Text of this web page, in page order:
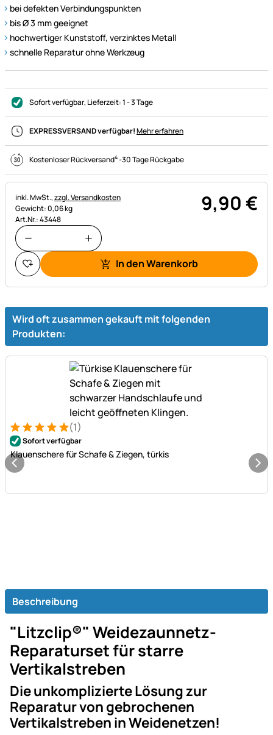
bei defekten Verbindungspunkten
bis Ø 3 mm geeignet
hochwertiger Kunststoff, verzinktes Metall
schnelle Reparatur ohne Werkzeug
Sofort verfügbar, Lieferzeit:1 - 3 Tage
EXPRESSVERSAND verfügbar!Mehr erfahren
Kostenloser Rückversand4-30 Tage Rückgabe
Steuerhinweis:
inkl. MwSt.,zzgl. Versandkosten
Gewicht: 0,06 kg
Art.Nr.: 43448
9,90€
In den Warenkorb
Wird oft zusammen gekauft mit folgenden
Produkten:
Bewertung: 5 von 5 (1 Bewertungen)
1 Bewertung (1)
Sofort verfügbar
Klauenschere für Schafe & Ziegen, türkis
Beschreibung
"Litzclip®" Weidezaunnetz-
Reparaturset für starre
Vertikalstreben
Die unkomplizierte Lösung zur
Reparatur von gebrochenen
Vertikalstreben in Weidenetzen!